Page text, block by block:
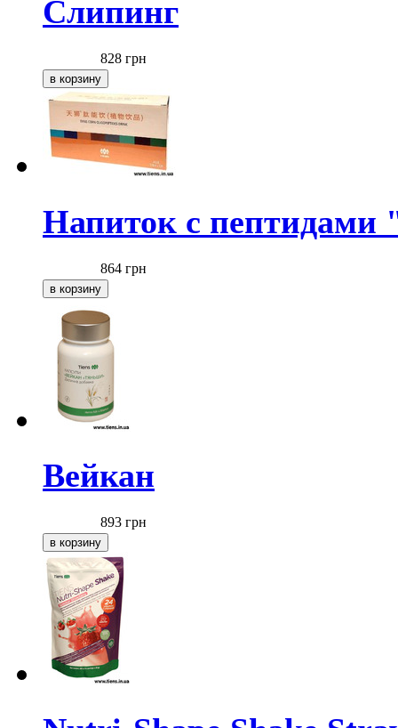
Слипинг
828 грн
Напиток с
864 грн
Вейкан
893 грн